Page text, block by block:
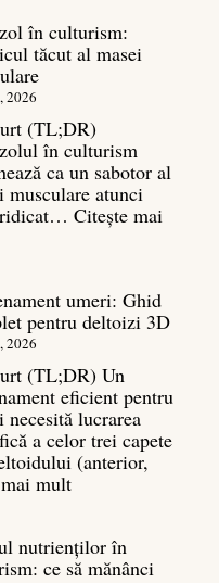
în culturism:
tăcut al masei
2026
(TL;DR)
în culturism
ca un sabotor al
musculare atunci
ridicat… Citește mai
umeri: Ghid
pentru deltoizi 3D
2026
(TL;DR) Un
eficient pentru
necesită lucrarea
a celor trei capete
(anterior,
mult:
Ghid
complet
nutrienților în
ce să mănânci